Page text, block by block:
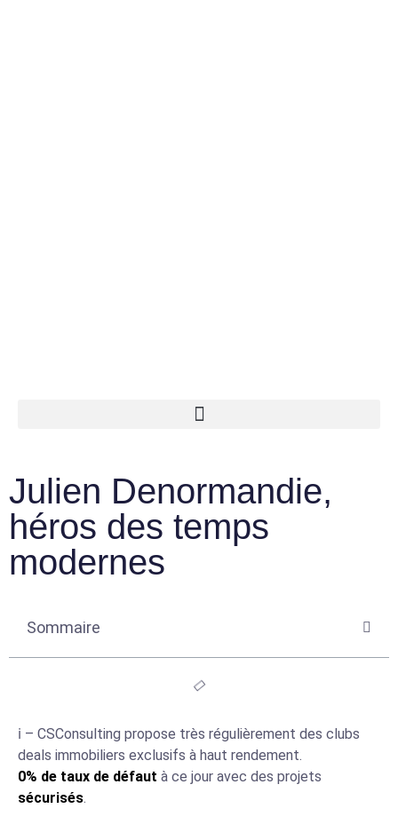
Julien Denormandie,
héros des temps
modernes
Sommaire
ℹ️ – CSConsulting propose très régulièrement des clubs
deals immobiliers exclusifs à haut rendement.
0% de taux de défaut à ce jour avec des projets
sécurisés.